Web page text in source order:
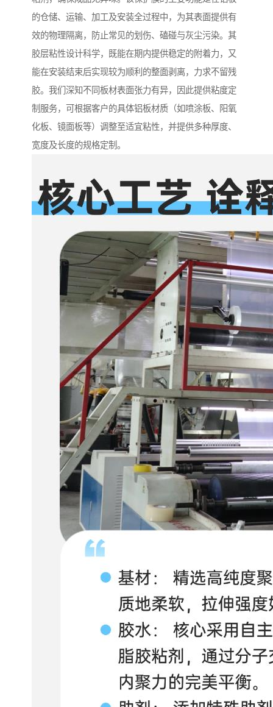
的仓储、运输、加工及安装全过程中，为其表面提供有
效的物理隔离，防止常见的划伤、磕碰与灰尘污染。其
胶层粘性设计科学，既能在期内提供稳定的附着力，又
能在安装结束后实现较为顺利的整面剥离，力求不留残
胶。我们深知不同板材表面张力有异，因此提供粘度定
制服务，可根据客户的具体铝板材质（如喷涂板、阳氧
化板、镜面板等）调整至适宜粘性，并提供多种厚度、
宽度及长度的规格定制。